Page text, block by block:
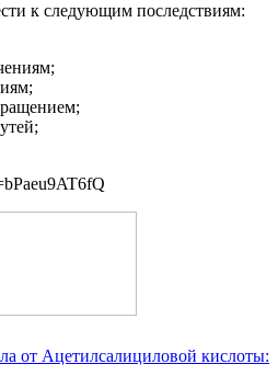
к следующим последствиям:
от Ацетилсалициловой кислоты: